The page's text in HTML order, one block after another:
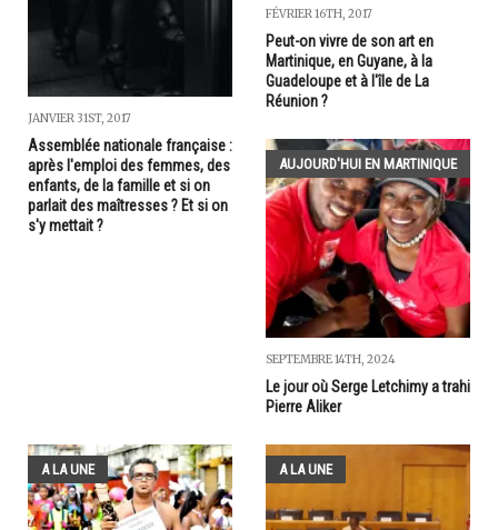
JANVIER 31ST, 2017
Assemblée nationale française :
après l'emploi des femmes, des
enfants, de la famille et si on
parlait des maîtresses ? Et si on
s'y mettait ?
FÉVRIER 16TH, 2017
Peut-on vivre de son art en
Martinique, en Guyane, à la
Guadeloupe et à l'île de La
Réunion ?
AUJOURD'HUI EN MARTINIQUE
SEPTEMBRE 14TH, 2024
Le jour où Serge Letchimy a trahi
Pierre Aliker
A LA UNE A LA UNE